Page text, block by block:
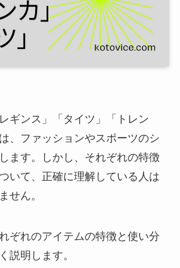
ギンス」「タイツ」「トレン
、ファッションやスポーツのシ
ます。しかし、それぞれの特徴
いて、正確に理解している人は
せん。
ぞれのアイテムの特徴と使い分
説明します。